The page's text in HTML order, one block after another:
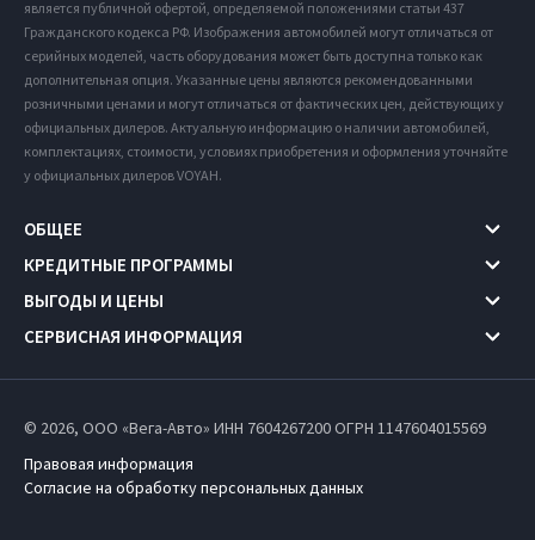
является публичной офертой, определяемой положениями статьи 437
Гражданского кодекса РФ. Изображения автомобилей могут отличаться от
серийных моделей, часть оборудования может быть доступна только как
дополнительная опция. Указанные цены являются рекомендованными
розничными ценами и могут отличаться от фактических цен, действующих у
официальных дилеров. Актуальную информацию о наличии автомобилей,
комплектациях, стоимости, условиях приобретения и оформления уточняйте
у официальных дилеров VOYAH.
ОБЩЕЕ
КРЕДИТНЫЕ ПРОГРАММЫ
ВЫГОДЫ И ЦЕНЫ
СЕРВИСНАЯ ИНФОРМАЦИЯ
© 2026, ООО «Вега-Авто» ИНН 7604267200ОГРН 1147604015569
Правовая информация
Согласие на обработку персональных данных